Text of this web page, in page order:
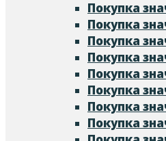
Покупка
Покупка
Покупка
Покупка
Покупка
Покупка
Покупка
Покупка